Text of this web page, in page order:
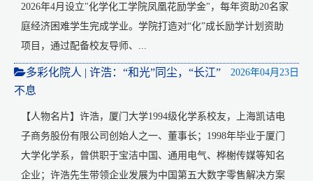
2026年4月设立"化学化工学院凤凰花励学金"，每年资助20名家
庭经济困难学生完成学业。学院打造对“化”成长励学计划资助
项目，通过配备校友导师、...
2026年04月23日
多彩化院人 | 许浩：“和光”同尘，“长江”
不息
【人物名片】许浩，厦门大学1994级化学系校友，上海凯诘电
子商务股份有限公司创始人之一、董事长；1998年毕业于厦门
大学化学系，曾供职于宝洁中国、通用电气、桦榭传媒等知名
企业；许浩先生带领企业发展为中国第五大数字零售解决方案